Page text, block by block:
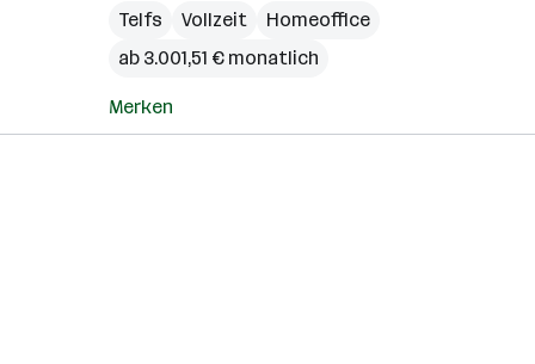
Telfs Vollzeit
Homeoffice
ab 3.001,51 € monatlich
Merken